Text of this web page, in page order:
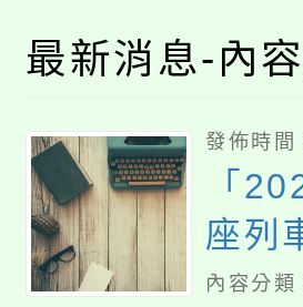
最新消息-內
發佈時
「
座列
內容分類